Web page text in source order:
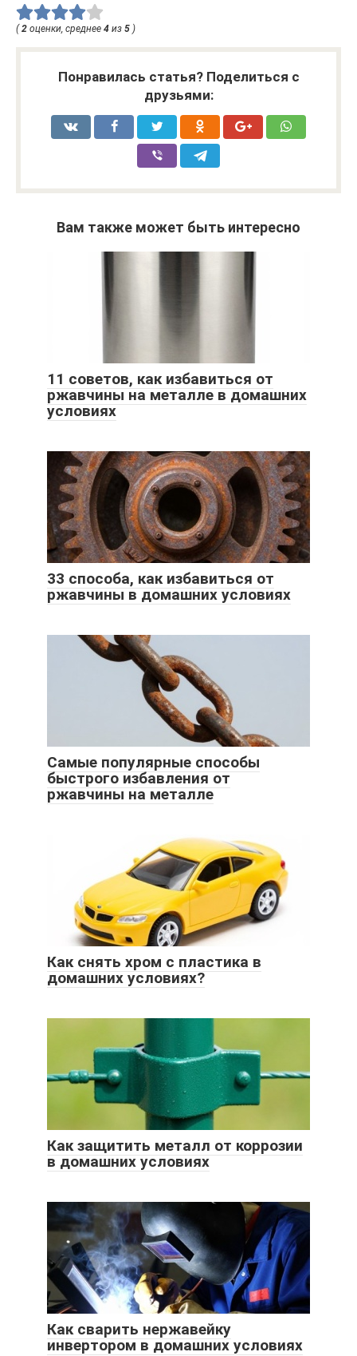
( 2 оценки, среднее 4 из 5 )
Понравилась статья? Поделиться с
друзьями:
Вам также может быть интересно
11 советов, как избавиться от
ржавчины на металле в домашних
условиях
33 способа, как избавиться от
ржавчины в домашних условиях
Самые популярные способы
быстрого избавления от
ржавчины на металле
Как снять хром с пластика в
домашних условиях?
Как защитить металл от коррозии
в домашних условиях
Как сварить нержавейку
инвертором в домашних условиях